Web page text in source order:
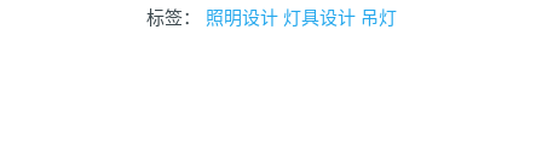
标签： 照明设计 灯具设计 吊灯